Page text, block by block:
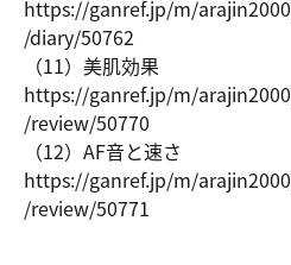
https://ganref.jp/m/arajin2000
/diary/50762
（11）美肌効果
https://ganref.jp/m/arajin2000
/review/50770
（12）AF音と速さ
https://ganref.jp/m/arajin2000
/review/50771